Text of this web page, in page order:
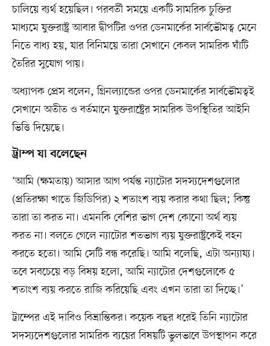
চালিয়ে ব্যর্থ হয়েছিল। পরবর্তী সময়ে একটি সামরিক চুক্তির
মাধ্যমে যুক্তরাষ্ট্র আবার দ্বীপটির ওপর ডেনমার্কের সার্বভৌমত্ব মেনে
নিতে বাধ্য হয়, যার বিনিময়ে তারা সেখানে কেবল সামরিক ঘাঁটি
তৈরির সুযোগ পায়।
অধ্যাপক প্রেস বলেন, গ্রিনল্যান্ডের ওপর ডেনমার্কের সার্বভৌমত্বই
সেখানে অতীত ও বর্তমানে যুক্তরাষ্ট্রের সামরিক উপস্থিতির আইনি
ভিত্তি দিয়েছে।
ট্রাম্প যা বলেছেন
‘আমি (ক্ষমতায়) আসার আগ পর্যন্ত ন্যাটোর সদস্যদেশগুলোর
(প্রতিরক্ষা খাতে জিডিপির) ২ শতাংশ ব্যয় করার কথা ছিল; কিন্তু
তারা তা করত না। এমনকি বেশির ভাগ দেশ কোনো অর্থ ব্যয়
করত না। বলতে গেলে ন্যাটোর শতভাগ ব্যয় যুক্তরাষ্ট্রকেই বহন
করতে হতো। আমি সেটি বন্ধ করেছি। আমি বলেছি, এটা অন্যায্য।
তবে সবচেয়ে বড় বিষয় হলো, আমি ন্যাটোর দেশগুলোকে ৫
শতাংশ ব্যয় করতে রাজি করিয়েছি এবং এখন তারা তা দিচ্ছে।’
ট্রাম্পের এই দাবিও বিভ্রান্তিকর। কয়েক বছর ধরেই তিনি ন্যাটোর
সদস্যদেশগুলোর সামরিক ব্যয়ের বিষয়টি ভুলভাবে উপস্থাপন করে